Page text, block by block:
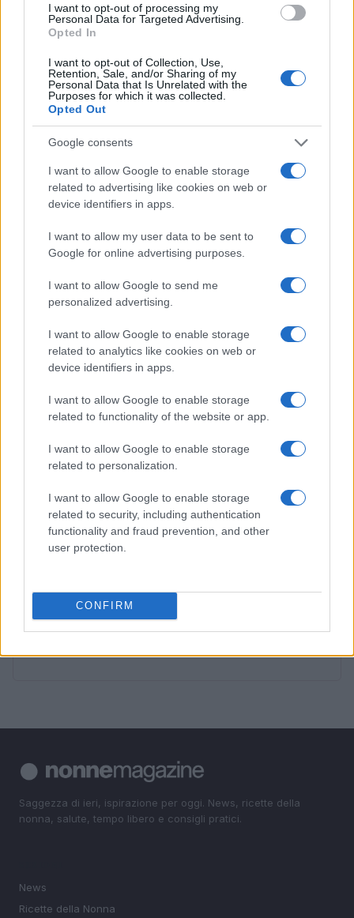
I want to opt-out of processing my
Personal Data for Targeted Advertising.
Opted In
I want to opt-out of Collection, Use,
Retention, Sale, and/or Sharing of my
Personal Data that Is Unrelated with the
Purposes for which it was collected.
Opted Out
Google consents
I want to allow Google to enable storage
related to advertising like cookies on web or
device identifiers in apps.
I want to allow my user data to be sent to
Google for online advertising purposes.
I want to allow Google to send me
personalized advertising.
I want to allow Google to enable storage
related to analytics like cookies on web or
device identifiers in apps.
I want to allow Google to enable storage
related to functionality of the website or app.
I want to allow Google to enable storage
related to personalization.
I want to allow Google to enable storage
related to security, including authentication
functionality and fraud prevention, and other
user protection.
CONFIRM
Papa Leone XIV incontra i giovani ad Assisi: il richiamo
alla pace e alla solidarietà
Matteo Pellegrino · 6 Ago 2026
Caldo record in Europa: rischi per la salute e ambiente
Luca Bellini · 1 Ago 2026
Vacanze estive per anziani a Verona: un’opportunità da
L’Italia nel 2050: un futuro di sfide demografiche ed
Novità sulla pensione: cumulo dei fondi per una
4
Risarcimento milionario per le amiche di Amy
Saggezza di ieri, ispirazione per oggi. News, ricette della
nonna, salute, tempo libero e consigli pratici.
News
Ricette della Nonna